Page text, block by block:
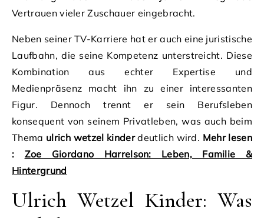
Vertrauen vieler Zuschauer eingebracht.
Neben seiner TV-Karriere hat er auch eine juristische
Laufbahn, die seine Kompetenz unterstreicht. Diese
Kombination aus echter Expertise und
Medienpräsenz macht ihn zu einer interessanten
Figur. Dennoch trennt er sein Berufsleben
konsequent von seinem Privatleben, was auch beim
Thema ulrich wetzel kinderdeutlich wird. Mehr lesen
: Zoe Giordano Harrelson: Leben, Familie &
Hintergrund
Ulrich Wetzel Kinder: Was